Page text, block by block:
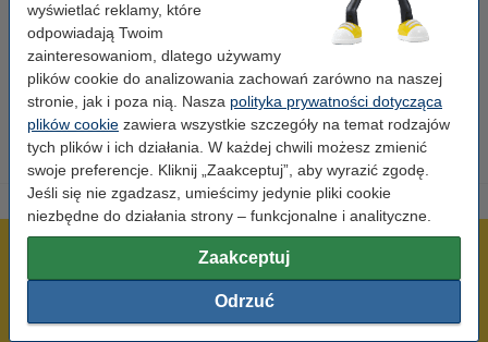
wyświetlać reklamy, które
odpowiadają Twoim
zainteresowaniom, dlatego używamy
plików cookie do analizowania zachowań zarówno na naszej
stronie, jak i poza nią. Nasza polityka prywatności dotycząca
plików cookie zawiera wszystkie szczegóły na temat rodzajów
tych plików i ich działania. W każdej chwili możesz zmienić
swoje preferencje. Kliknij „Zaakceptuj”, aby wyrazić zgodę.
Jeśli się nie zgadzasz, umieścimy jedynie pliki cookie
niezbędne do działania strony – funkcjonalne i analityczne.
Zaakceptuj
Odrzuć
Marka:
OEM: 016184500
Numer artykułu: 046593
600 tysięcy zadowolonych klientów
Wysyłka już dzisiaj!